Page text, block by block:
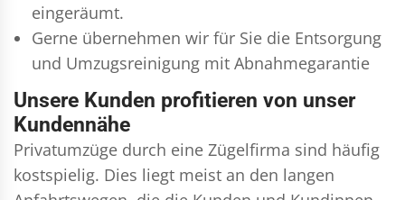
eingeräumt.
Gerne übernehmen wir für Sie die Entsorgung
und Umzugsreinigung mit Abnahmegarantie
Unsere Kunden profitieren von unser
Kundennähe
Privatumzüge durch eine Zügelfirma sind häufig
kostspielig. Dies liegt meist an den langen